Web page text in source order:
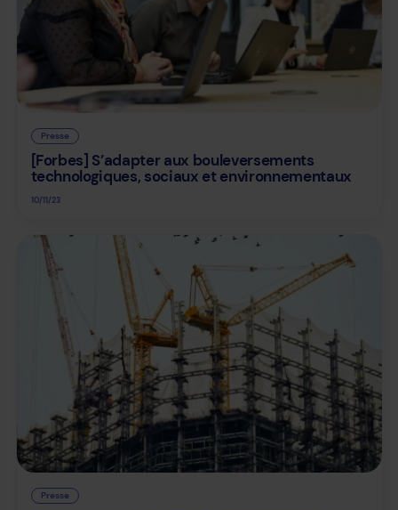
Presse
[Forbes] S’adapter aux bouleversements
technologiques, sociaux et environnementaux
10/11/23
Presse